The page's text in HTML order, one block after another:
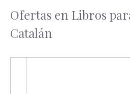
Ofertas en Libros
Catalán